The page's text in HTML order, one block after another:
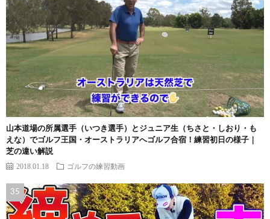
山本道場の所属選手（いつき選手）とジュニア生（ちさと・しおり・も
えな）でゴルフ王国・オーストラリアへゴルフ合宿！練習初日の様子｜
芝の違い解説
2018.01.18 ゴルフの練習動画